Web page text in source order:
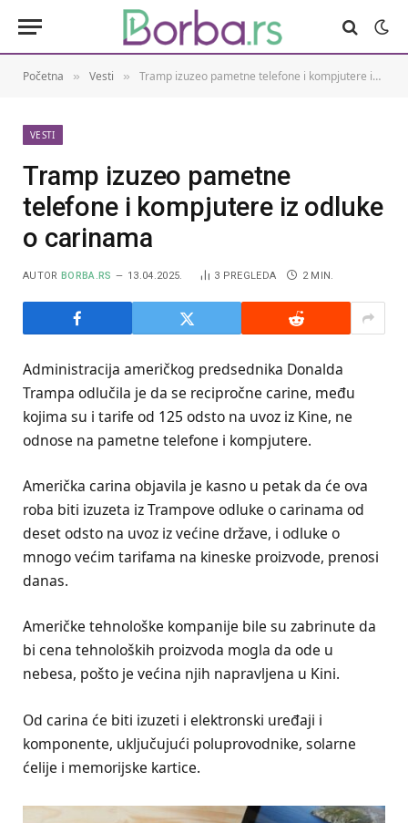
Početna » Vesti » Tramp izuzeo pametne telefone i kompjutere iz odluke o carinama
VESTI
Tramp izuzeo pametne
telefone i kompjutere iz odluke
o carinama
AUTOR BORBA.RS 13.04.2025. 3 PREGLEDA 2 MIN.
Administracija američkog predsednika Donalda
Trampa odlučila je da se recipročne carine, među
kojima su i tarife od 125 odsto na uvoz iz Kine, ne
odnose na pametne telefone i kompjutere.
Američka carina objavila je kasno u petak da će ova
roba biti izuzeta iz Trampove odluke o carinama od
deset odsto na uvoz iz većine države, i odluke o
mnogo većim tarifama na kineske proizvode, prenosi
danas.
Američke tehnološke kompanije bile su zabrinute da
bi cena tehnoloških proizvoda mogla da ode u
nebesa, pošto je većina njih napravljena u Kini.
Od carina će biti izuzeti i elektronski uređaji i
komponente, uključujući poluprovodnike, solarne
ćelije i memorijske kartice.